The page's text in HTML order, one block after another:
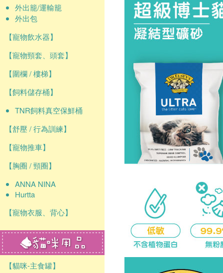
外出籠/運輸籠
外出包
【寵物飲水器】
【寵物頸套、頭套】
【圍欄 / 樓梯】
【飼料儲存桶】
TNR飼料真空保鮮桶
【舒壓 / 行為訓練】
【寵物推車】
【胸圈 / 頸圈】
ANNA NINA
Hurtta
【寵物衣服、背心】
【貓咪-主食罐】